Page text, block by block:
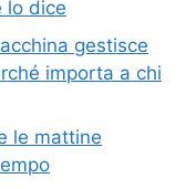
lo dice
gestisce
importa a chi
le mattine